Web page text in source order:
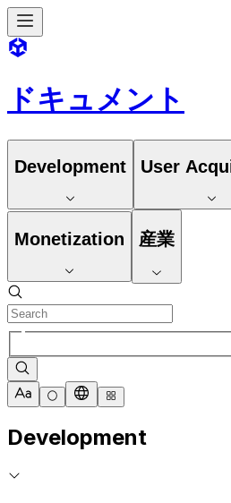
ドキュメント
Development User
Monetization 産業
Development